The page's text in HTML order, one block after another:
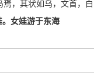
，其状如乌，文首，
女娃游于东海